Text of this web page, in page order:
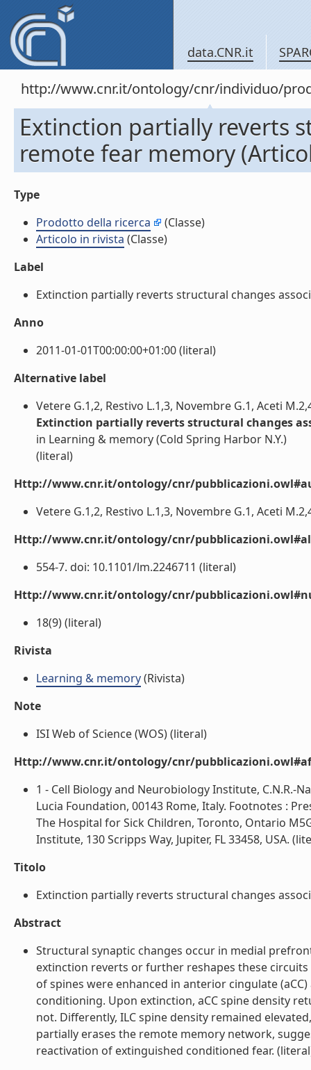
data.CNR.it
http://www.cnr.it/ontology/cnr/individuo/
Extinction partially reverts
remote fear memory
Type
Prodotto della ricerca
(Classe)
Articolo in rivista (Classe)
Label
Extinction partially reverts structural changes
Anno
2011-01-01T00:00:00+01:00 (literal)
Alternative label
Vetere G.1,2, Restivo L.1,3, Novembre G.1, Aceti
Extinction partially reverts structural changes
in Learning & memory (Cold Spring Harbor N.Y.)
(literal)
Http://www.cnr.it/ontology/cnr/
Vetere G.1,2, Restivo L.1,3, Novembre G.1, Aceti
Http://www.cnr.it/ontology/cnr/
554-7. doi: 10.1101/lm.2246711 (literal)
Http://www.cnr.it/ontology/cnr/
18(9) (literal)
Rivista
Learning & memory(Rivista)
Note
ISI Web of Science (WOS) (literal)
Http://www.cnr.it/ontology/cnr/
1 - Cell Biology and Neurobiology Institute, C.N.R.-
Lucia Foundation, 00143 Rome, Italy. Footnotes :
The Hospital for Sick Children, Toronto, Ontario
Institute, 130 Scripps Way, Jupiter, FL 33458, USA.
Titolo
Extinction partially reverts structural changes
Abstract
Structural synaptic changes occur in medial
extinction reverts or further reshapes these
of spines were enhanced in anterior cingulate
conditioning. Upon extinction, aCC spine density
not. Differently, ILC spine density remained
partially erases the remote memory network,
reactivation of extinguished conditioned fear.